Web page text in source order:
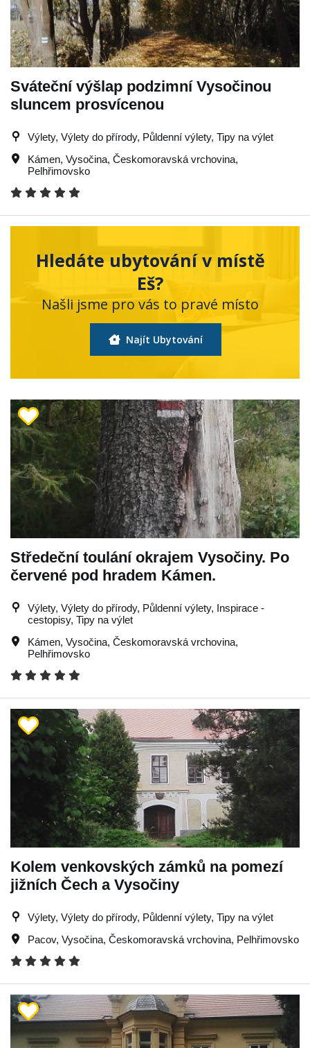
Sváteční výšlap podzimní Vysočinou
sluncem prosvícenou
Výlety, Výlety do přírody, Půldenní výlety, Tipy na výlet
Kámen, Vysočina, Českomoravská vrchovina,
Pelhřimovsko
Hledáte ubytování v místě
Eš?
Našli jsme pro vás to pravé místo
Najít Ubytování
Středeční toulání okrajem Vysočiny. Po
červené pod hradem Kámen.
Výlety, Výlety do přírody, Půldenní výlety, Inspirace -
cestopisy, Tipy na výlet
Kámen, Vysočina, Českomoravská vrchovina,
Pelhřimovsko
Kolem venkovských zámků na pomezí
jižních Čech a Vysočiny
Výlety, Výlety do přírody, Půldenní výlety, Tipy na výlet
Pacov, Vysočina, Českomoravská vrchovina, Pelhřimovsko